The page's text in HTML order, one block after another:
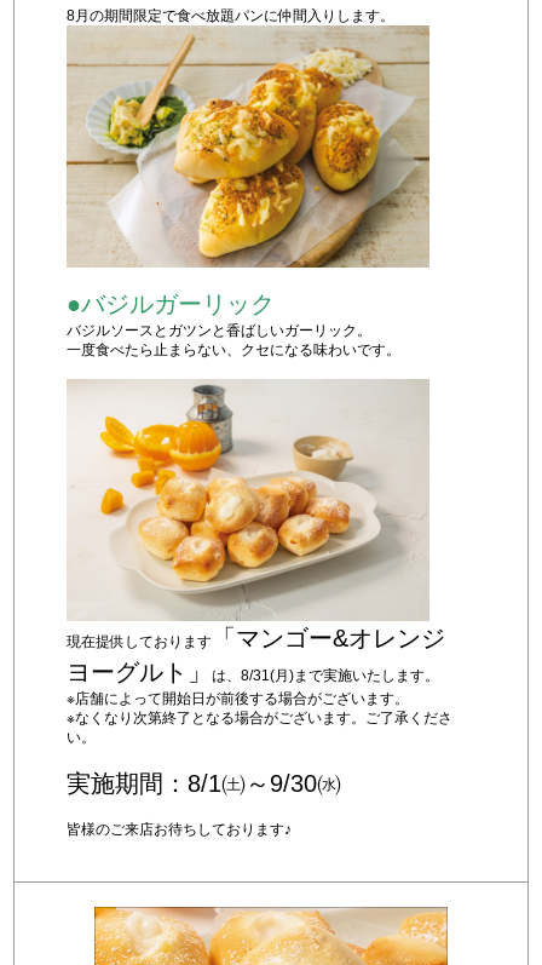
8月の期間限定で食べ放題パンに仲間入りします。
●バジルガーリック
バジルソースとガツンと香ばしいガーリック。
一度食べたら止まらない、クセになる味わいです。
現在提供しております「マンゴー&オレンジ
ヨーグルト」
は、8/31(月)まで実施いたします。
※店舗によって開始日が前後する場合がございます。
※なくなり次第終了となる場合がございます。ご了承くださ
い。
実施期間：8/1㈯～9/30㈬
皆様のご来店お待ちしております♪